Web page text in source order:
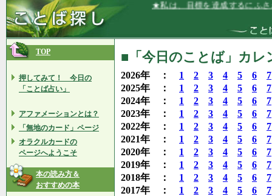
★私は、目標を達成するにふさわしい人
TOP
押してみて！ 今日の
「ことば占い」
アファメーションとは？
「無地のカード」ページ
オラクルカードの
ページへようこそ
本の読み方＆
おすすめの本
■「今日のことば」カ
2026年 ： 1 2 3 4 5 6
7
2025年 ： 1 2 3 4 5 6
7
2024年 ： 1 2 3 4 5 6
7
2023年 ： 1 2 3 4 5 6
7
2022年 ： 1 2 3 4 5 6
7
2021年 ： 1 2 3 4 5 6
7
2020年 ： 1 2 3 4 5 6
7
2019年 ： 1 2 3 4 5 6
7
2018年 ： 1 2 3 4 5 6
7
2017年 ： 1 2 3 4 5 6
7